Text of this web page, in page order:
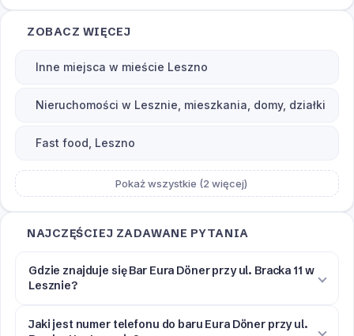
ZOBACZ WIĘCEJ
Inne miejsca w mieście Leszno
Nieruchomości w Lesznie, mieszkania, domy, działki
Fast food, Leszno
Pokaż wszystkie (2 więcej)
NAJCZĘŚCIEJ ZADAWANE PYTANIA
Gdzie znajduje się Bar Eura Döner przy ul. Bracka 11 w
Lesznie?
Jaki jest numer telefonu do baru Eura Döner przy ul.